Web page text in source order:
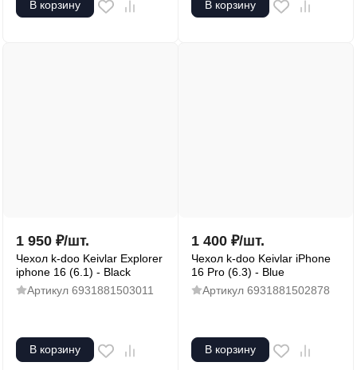
В корзину В корзину
1 950 ₽/шт.
Чехол k-doo Keivlar Explorer
iphone 16 (6.1) - Black
Артикул 6931881503011
В корзину
1 400 ₽/шт.
Чехол k-doo Keivlar iPhone
16 Pro (6.3) - Blue
Артикул 6931881502878
В корзину